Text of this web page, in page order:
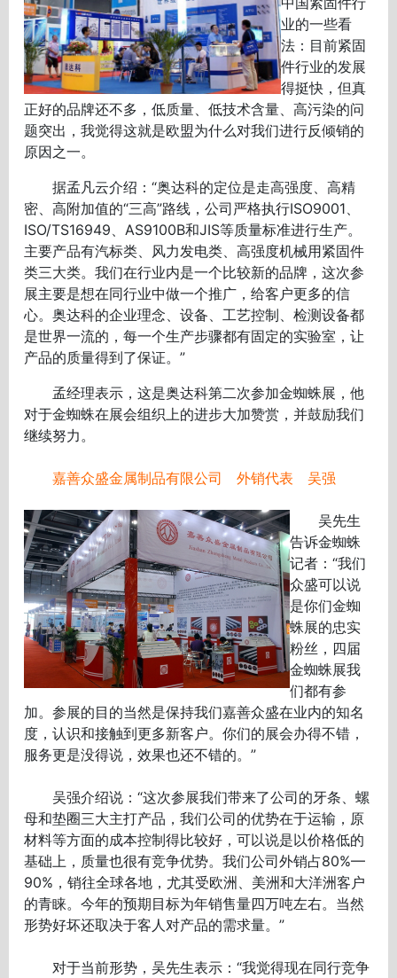
业的一些看
法：目前紧固
件行业的发展
得挺快，但真
正好的品牌还不多，低质量、低技术含量、高污染的问
题突出，我觉得这就是欧盟为什么对我们进行反倾销的
原因之一。
据孟凡云介绍：“奥达科的定位是走高强度、高精
密、高附加值的“三高”路线，公司严格执行ISO9001、
ISO/TS16949、AS9100B和JIS等质量标准进行生产。
主要产品有汽标类、风力发电类、高强度机械用紧固件
类三大类。我们在行业内是一个比较新的品牌，这次参
展主要是想在同行业中做一个推广，给客户更多的信
心。奥达科的企业理念、设备、工艺控制、检测设备都
是世界一流的，每一个生产步骤都有固定的实验室，让
产品的质量得到了保证。”
孟经理表示，这是奥达科第二次参加金蜘蛛展，他
对于金蜘蛛在展会组织上的进步大加赞赏，并鼓励我们
继续努力。
嘉善众盛金属制品有限公司 外销代表 吴强
吴先生
告诉金蜘蛛
记者：“我们
众盛可以说
是你们金蜘
蛛展的忠实
粉丝，四届
金蜘蛛展我
们都有参
加。参展的目的当然是保持我们嘉善众盛在业内的知名
度，认识和接触到更多新客户。你们的展会办得不错，
服务更是没得说，效果也还不错的。”
吴强介绍说：“这次参展我们带来了公司的牙条、螺
母和垫圈三大主打产品，我们公司的优势在于运输，原
材料等方面的成本控制得比较好，可以说是以价格低的
基础上，质量也很有竞争优势。我们公司外销占80%—
90%，销往全球各地，尤其受欧洲、美洲和大洋洲客户
的青睐。今年的预期目标为年销售量四万吨左右。当然
形势好坏还取决于客人对产品的需求量。”
对于当前形势，吴先生表示：“我觉得现在同行竞争